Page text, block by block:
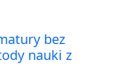
bez
nauki z